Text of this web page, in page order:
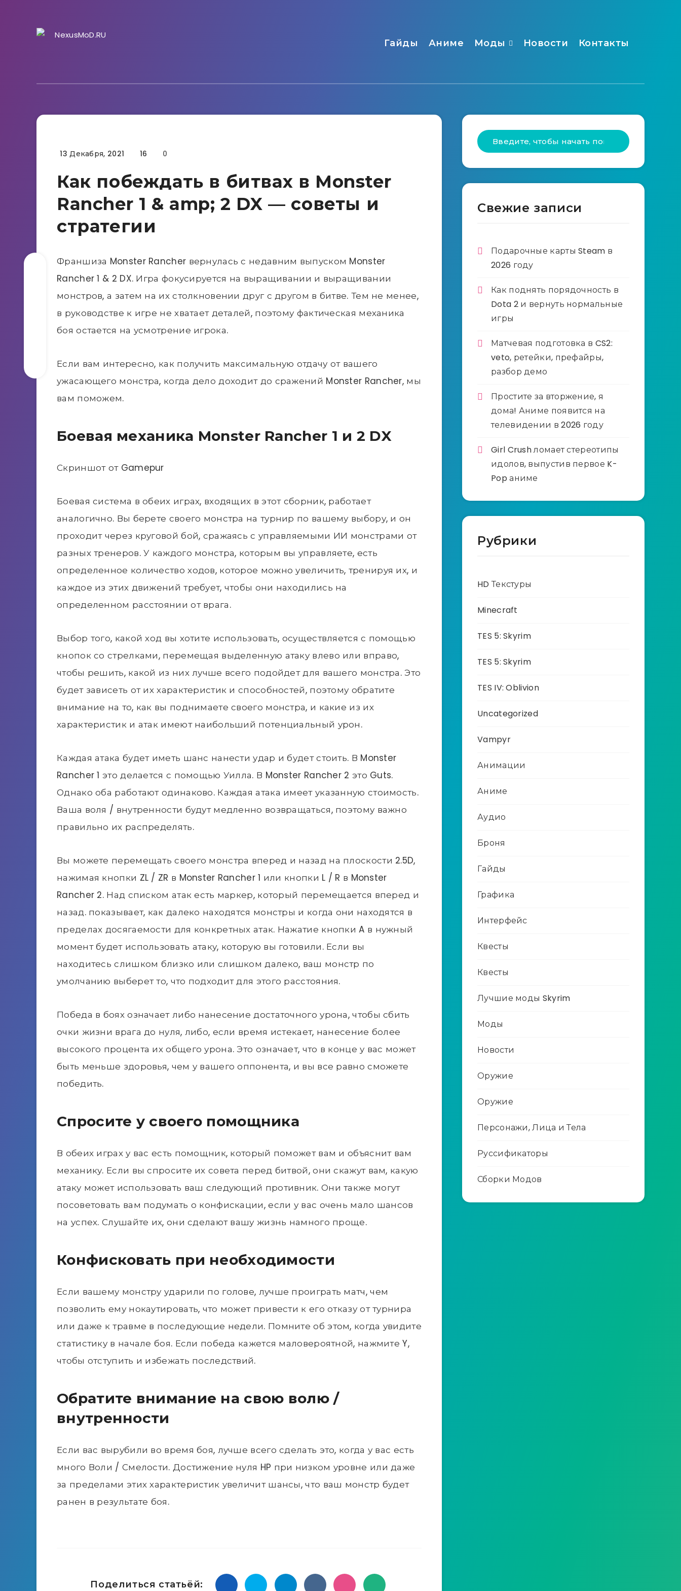
Гайды Аниме Моды Новости Контакты
Гайды
13 Декабря, 2021 16 0
Как побеждать в битвах в Monster
Rancher 1 & amp; 2 DX — советы и
стратегии
Франшиза Monster Rancher вернулась с недавним выпуском Monster
Rancher 1 & 2 DX. Игра фокусируется на выращивании и выращивании
монстров, а затем на их столкновении друг с другом в битве. Тем не менее,
в руководстве к игре не хватает деталей, поэтому фактическая механика
боя остается на усмотрение игрока.
Если вам интересно, как получить максимальную отдачу от вашего
ужасающего монстра, когда дело доходит до сражений Monster Rancher, мы
вам поможем.
Боевая механика Monster Rancher 1 и 2 DX
Скриншот от Gamepur
Боевая система в обеих играх, входящих в этот сборник, работает
аналогично. Вы берете своего монстра на турнир по вашему выбору, и он
проходит через круговой бой, сражаясь с управляемыми ИИ монстрами от
разных тренеров. У каждого монстра, которым вы управляете, есть
определенное количество ходов, которое можно увеличить, тренируя их, и
каждое из этих движений требует, чтобы они находились на
определенном расстоянии от врага.
Выбор того, какой ход вы хотите использовать, осуществляется с помощью
кнопок со стрелками, перемещая выделенную атаку влево или вправо,
чтобы решить, какой из них лучше всего подойдет для вашего монстра. Это
будет зависеть от их характеристик и способностей, поэтому обратите
внимание на то, как вы поднимаете своего монстра, и какие из их
характеристик и атак имеют наибольший потенциальный урон.
Каждая атака будет иметь шанс нанести удар и будет стоить. В Monster
Rancher 1 это делается с помощью Уилла. В Monster Rancher 2 это Guts.
Однако оба работают одинаково. Каждая атака имеет указанную стоимость.
Ваша воля / внутренности будут медленно возвращаться, поэтому важно
правильно их распределять.
Вы можете перемещать своего монстра вперед и назад на плоскости 2.5D,
нажимая кнопки ZL / ZR в Monster Rancher 1 или кнопки L / R в Monster
Rancher 2. Над списком атак есть маркер, который перемещается вперед и
назад. показывает, как далеко находятся монстры и когда они находятся в
пределах досягаемости для конкретных атак. Нажатие кнопки A в нужный
момент будет использовать атаку, которую вы готовили. Если вы
находитесь слишком близко или слишком далеко, ваш монстр по
умолчанию выберет то, что подходит для этого расстояния.
Победа в боях означает либо нанесение достаточного урона, чтобы сбить
очки жизни врага до нуля, либо, если время истекает, нанесение более
высокого процента их общего урона. Это означает, что в конце у вас может
быть меньше здоровья, чем у вашего оппонента, и вы все равно сможете
победить.
Спросите у своего помощника
В обеих играх у вас есть помощник, который поможет вам и объяснит вам
механику. Если вы спросите их совета перед битвой, они скажут вам, какую
атаку может использовать ваш следующий противник. Они также могут
посоветовать вам подумать о конфискации, если у вас очень мало шансов
на успех. Слушайте их, они сделают вашу жизнь намного проще.
Конфисковать при необходимости
Если вашему монстру ударили по голове, лучше проиграть матч, чем
позволить ему нокаутировать, что может привести к его отказу от турнира
или даже к травме в последующие недели. Помните об этом, когда увидите
статистику в начале боя. Если победа кажется маловероятной, нажмите Y,
чтобы отступить и избежать последствий.
Обратите внимание на свою волю /
внутренности
Если вас вырубили во время боя, лучше всего сделать это, когда у вас есть
много Воли / Смелости. Достижение нуля HP при низком уровне или даже
за пределами этих характеристик увеличит шансы, что ваш монстр будет
ранен в результате боя.
Поделиться статьёй:
Свежие записи
Подарочные карты Steam в
2026 году
Как поднять порядочность в
Dota 2 и вернуть нормальные
игры
Матчевая подготовка в CS2:
veto, ретейки, префайры,
разбор демо
Простите за вторжение, я
дома! Аниме появится на
телевидении в 2026 году
Girl Crush ломает стереотипы
идолов, выпустив первое K-
Pop аниме
Рубрики
HD Текстуры
Minecraft
TES 5: Skyrim
TES 5: Skyrim
TES IV: Oblivion
Uncategorized
Vampyr
Анимации
Аниме
Аудио
Броня
Гайды
Графика
Интерфейс
Квесты
Квесты
Лучшие моды Skyrim
Моды
Новости
Оружие
Оружие
Персонажи, Лица и Тела
Руссификаторы
Сборки Модов